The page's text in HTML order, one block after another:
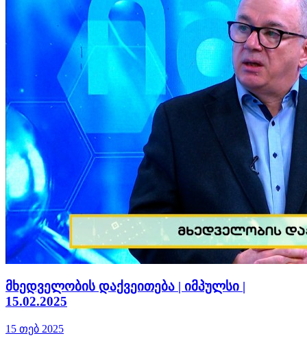
მხედველობის დაქვეითება | იმპულსი |
15.02.2025
15 თებ 2025